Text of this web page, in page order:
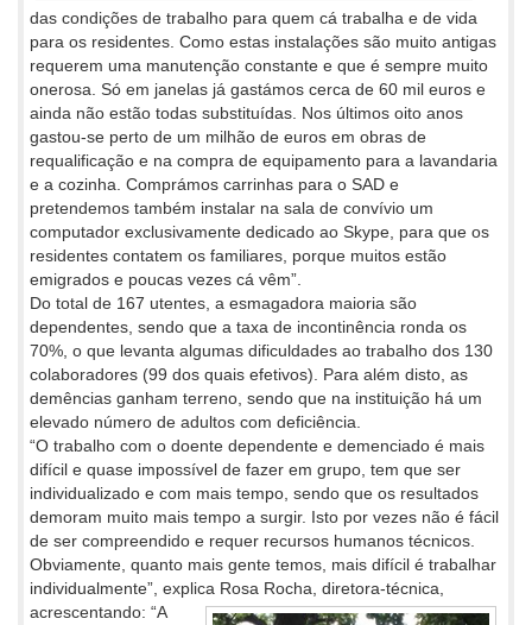
das condições de trabalho para quem cá trabalha e de vida
para os residentes. Como estas instalações são muito antigas
requerem uma manutenção constante e que é sempre muito
onerosa. Só em janelas já gastámos cerca de 60 mil euros e
ainda não estão todas substituídas. Nos últimos oito anos
gastou-se perto de um milhão de euros em obras de
requalificação e na compra de equipamento para a lavandaria
e a cozinha. Comprámos carrinhas para o SAD e
pretendemos também instalar na sala de convívio um
computador exclusivamente dedicado ao Skype, para que os
residentes contatem os familiares, porque muitos estão
emigrados e poucas vezes cá vêm”.
Do total de 167 utentes, a esmagadora maioria são
dependentes, sendo que a taxa de incontinência ronda os
70%, o que levanta algumas dificuldades ao trabalho dos 130
colaboradores (99 dos quais efetivos). Para além disto, as
demências ganham terreno, sendo que na instituição há um
elevado número de adultos com deficiência.
“O trabalho com o doente dependente e demenciado é mais
difícil e quase impossível de fazer em grupo, tem que ser
individualizado e com mais tempo, sendo que os resultados
demoram muito mais tempo a surgir. Isto por vezes não é fácil
de ser compreendido e requer recursos humanos técnicos.
Obviamente, quanto mais gente temos, mais difícil é trabalhar
individualmente”, explica Rosa Rocha, diretora-técnica,
acrescentando: “A